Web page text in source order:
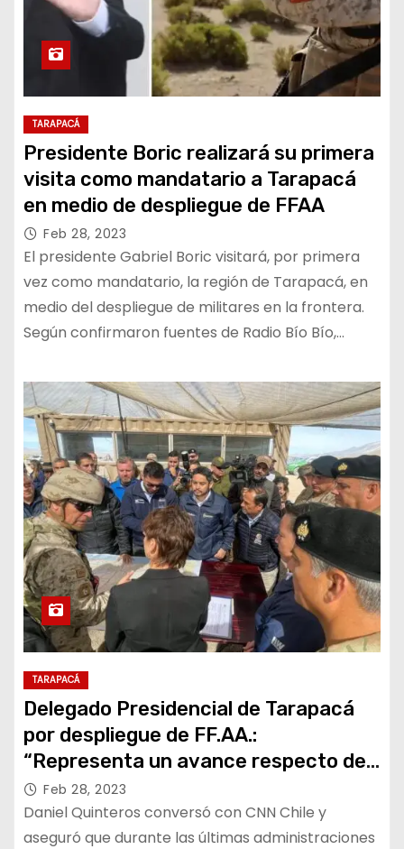
TARAPACÁ
Presidente Boric realizará su primera
visita como mandatario a Tarapacá
en medio de despliegue de FFAA
Feb 28, 2023
El presidente Gabriel Boric visitará, por primera
vez como mandatario, la región de Tarapacá, en
medio del despliegue de militares en la frontera.
Según confirmaron fuentes de Radio Bío Bío,…
TARAPACÁ
Delegado Presidencial de Tarapacá
por despliegue de FF.AA.:
“Representa un avance respecto de
los últimos gobiernos”
Feb 28, 2023
Daniel Quinteros conversó con CNN Chile y
aseguró que durante las últimas administraciones